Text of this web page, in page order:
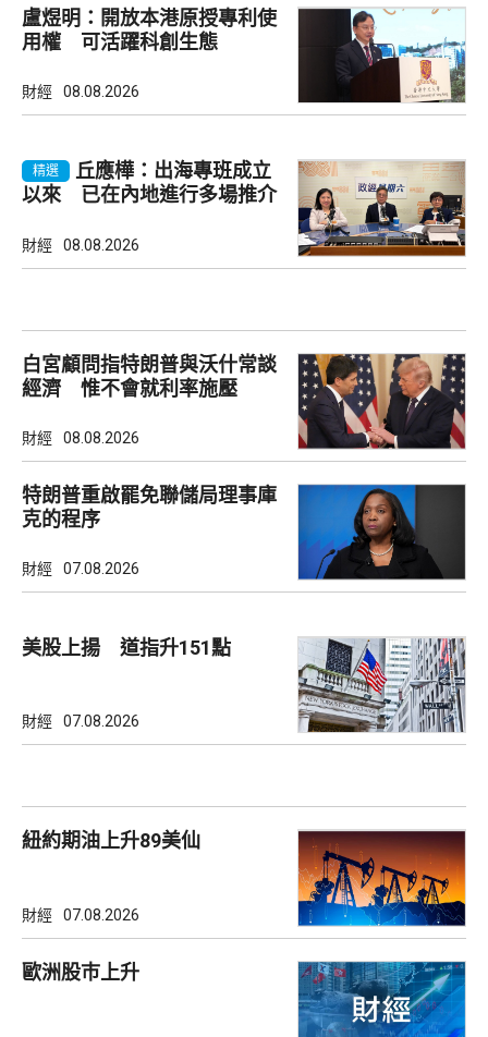
盧煜明：開放本港原授專利使
用權 可活躍科創生態
財經 08.08.2026
精選
丘應樺：出海專班成立
以來 已在內地進行多場推介
財經 08.08.2026
白宮顧問指特朗普與沃什常談
經濟 惟不會就利率施壓
財經 08.08.2026
特朗普重啟罷免聯儲局理事庫
克的程序
財經 07.08.2026
美股上揚 道指升151點
財經 07.08.2026
紐約期油上升89美仙
財經 07.08.2026
歐洲股巿上升